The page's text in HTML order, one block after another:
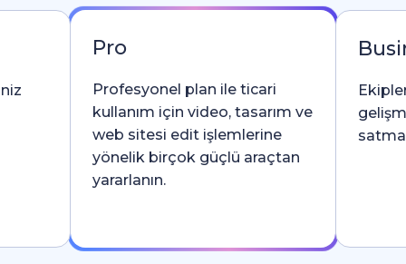
Pro
Profesyonel plan ile ticari
kullanım için video, tasarım ve
web sitesi edit işlemlerine
yönelik birçok güçlü araçtan
yararlanın.
satma